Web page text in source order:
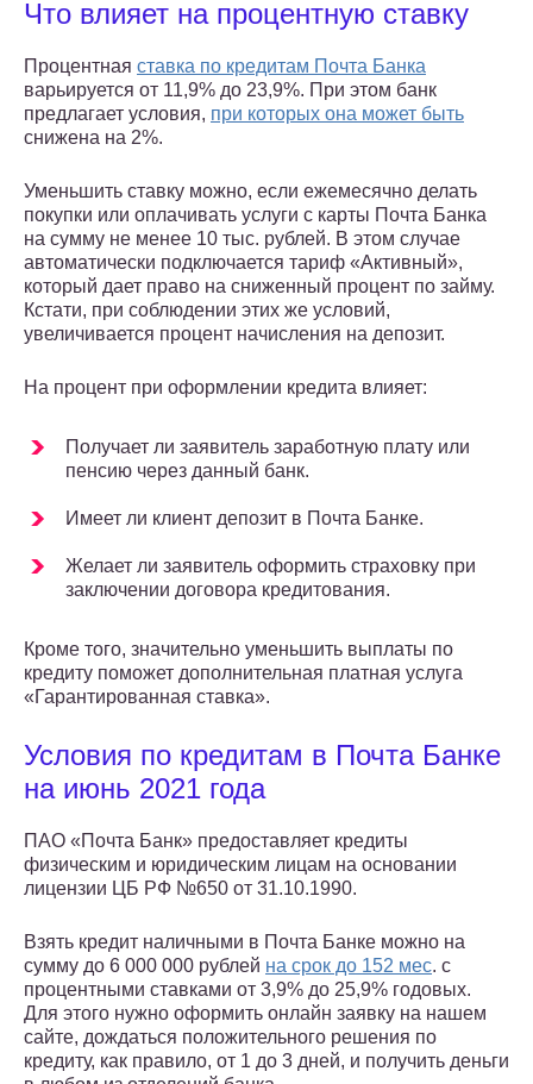
Что влияет на процентную ставку
Процентная ставка по кредитам Почта Банка
варьируется от 11,9% до 23,9%. При этом банк
предлагает условия, при которых она может быть
снижена на 2%.
Уменьшить ставку можно, если ежемесячно делать
покупки или оплачивать услуги с карты Почта Банка
на сумму не менее 10 тыс. рублей. В этом случае
автоматически подключается тариф «Активный»,
который дает право на сниженный процент по займу.
Кстати, при соблюдении этих же условий,
увеличивается процент начисления на депозит.
На процент при оформлении кредита влияет:
Получает ли заявитель заработную плату или
пенсию через данный банк.
Имеет ли клиент депозит в Почта Банке.
Желает ли заявитель оформить страховку при
заключении договора кредитования.
Кроме того, значительно уменьшить выплаты по
кредиту поможет дополнительная платная услуга
«Гарантированная ставка».
Условия по кредитам в Почта Банке
на июнь 2021 года
ПАО «Почта Банк» предоставляет кредиты
физическим и юридическим лицам на основании
лицензии ЦБ РФ №650 от 31.10.1990.
Взять кредит наличными в Почта Банке можно на
сумму до 6 000 000 рублей на срок до 152 мес. с
процентными ставками от 3,9% до 25,9% годовых.
Для этого нужно оформить онлайн заявку на нашем
сайте, дождаться положительного решения по
кредиту, как правило, от 1 до 3 дней, и получить деньги